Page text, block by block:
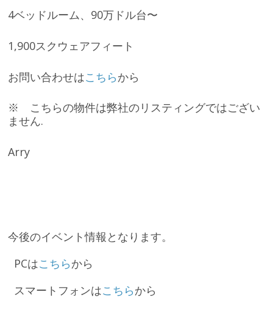
4ベッドルーム、90万ドル台〜
1,900スクウェアフィート
お問い合わせはこちらから
※ こちらの物件は弊社のリスティングではござい
ません.
Arry
今後のイベント情報となります。
PCはこちらから
スマートフォンはこちらから